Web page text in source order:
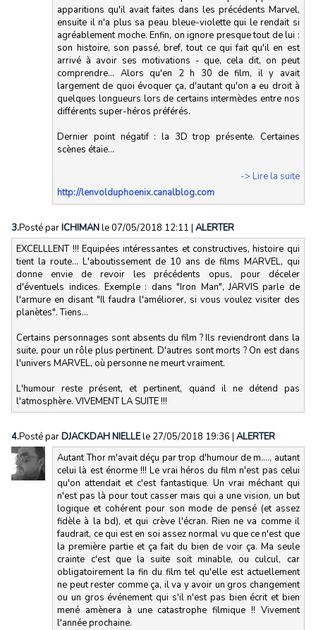
apparitions qu'il avait faites dans les précédents Marvel,
ensuite il n'a plus sa peau bleue-violette qui le rendait si
agréablement moche. Enfin, on ignore presque tout de lui :
son histoire, son passé, bref, tout ce qui fait qu'il en est
arrivé à avoir ses motivations - que, cela dit, on peut
comprendre... Alors qu'en 2 h 30 de film, il y avait
largement de quoi évoquer ça, d'autant qu'on a eu droit à
quelques longueurs lors de certains intermèdes entre nos
différents super-héros préférés.
Dernier point négatif : la 3D trop présente. Certaines
scènes étaie...
-> Lire la suite
http://lenvolduphoenix.canalblog.com
3.Posté parICHIMANle 07/05/2018 12:11 | ALERTER
EXCELLLENT !!! Equipées intéressantes et constructives, histoire qui
tient la route... L'aboutissement de 10 ans de films MARVEL, qui
donne envie de revoir les précédents opus, pour déceler
d'éventuels indices. Exemple : dans "Iron Man", JARVIS parle de
l'armure en disant "Il faudra l'améliorer, si vous voulez visiter des
planètes". Tiens...
Certains personnages sont absents du film ? Ils reviendront dans la
suite, pour un rôle plus pertinent. D'autres sont morts ? On est dans
l'univers MARVEL, où personne ne meurt vraiment.
L'humour reste présent, et pertinent, quand il ne détend pas
l'atmosphère. VIVEMENT LA SUITE !!!
4.Posté parDJACKDAH NIELLEle 27/05/2018 19:36 | ALERTER
Autant Thor m'avait déçu par trop d'humour de m...., autant
celui là est énorme !!! Le vrai héros du film n'est pas celui
qu'on attendait et c'est fantastique. Un vrai méchant qui
n'est pas là pour tout casser mais qui a une vision, un but
logique et cohérent pour son mode de pensé (et assez
fidèle à la bd), et qui crève l'écran. Rien ne va comme il
faudrait, ce qui est en soi assez normal vu que ce n'est que
la première partie et ça fait du bien de voir ça. Ma seule
crainte c'est que la suite soit minable, ou culcul, car
obligatoirement la fin du film tel qu'elle est actuellement
ne peut rester comme ça, il va y avoir un gros changement
ou un gros événement qui s'il n'est pas bien écrit et bien
mené amènera à une catastrophe filmique !! Vivement
l'année prochaine.